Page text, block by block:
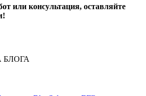
или консультация, оставляйте